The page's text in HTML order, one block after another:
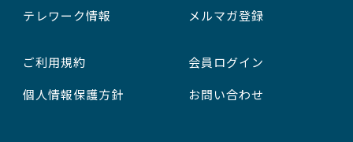
テレワーク情報
メルマガ登録
ご利用規約
個人情報保護方針
会員ログイン
お問い合わせ